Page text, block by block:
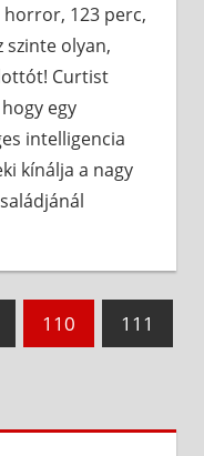
123 perc,
szinte olyan,
Curtist
egy
intelligencia
kínálja a nagy
110
111